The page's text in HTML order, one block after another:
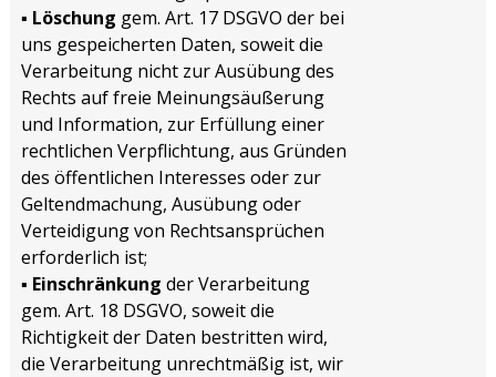
▪ Löschung gem. Art. 17 DSGVO der bei
uns gespeicherten Daten, soweit die
Verarbeitung nicht zur Ausübung des
Rechts auf freie Meinungsäußerung
und Information, zur Erfüllung einer
rechtlichen Verpflichtung, aus Gründen
des öffentlichen Interesses oder zur
Geltendmachung, Ausübung oder
Verteidigung von Rechtsansprüchen
erforderlich ist;
▪ Einschränkung der Verarbeitung
gem. Art. 18 DSGVO, soweit die
Richtigkeit der Daten bestritten wird,
die Verarbeitung unrechtmäßig ist, wir